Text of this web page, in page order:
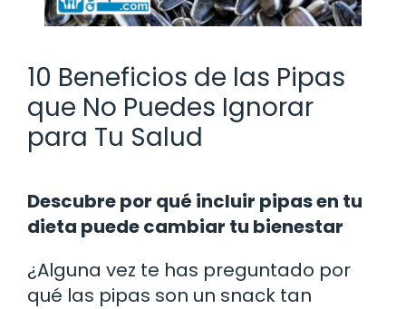
10 Beneficios de las Pipas
que No Puedes Ignorar
para Tu Salud
Descubre por qué incluir pipas en tu
dieta puede cambiar tu bienestar
¿Alguna vez te has preguntado por
qué las pipas son un snack tan